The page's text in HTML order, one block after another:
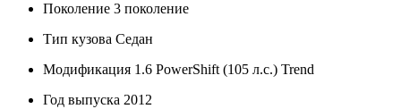
Поколение 3 поколение
Тип кузова Седан
Модификация 1.6 PowerShift (105 л.с.) Trend
Год выпуска 2012